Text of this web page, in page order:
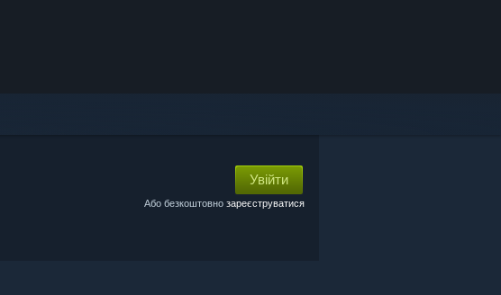
Увійти
Або безкоштовно зареєструватися